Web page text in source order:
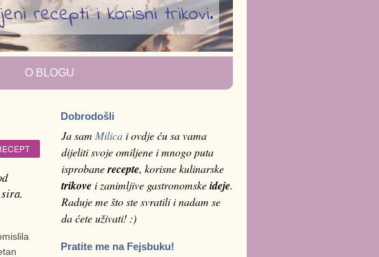
recepti i korisni trikovi.
O BLOGU
Dobrodošli
Ja sam Milicai ovdje ću sa vama
dijeliti svoje omiljene i mnogo puta
isprobanerecepte, korisne kulinarske
trikovei zanimljive gastronomskeideje.
Raduje me što ste svratili i nadam se
da ćete uživati! :)
Pratite me na Fejsbuku!